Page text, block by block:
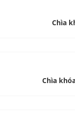
Chìa
Chìa